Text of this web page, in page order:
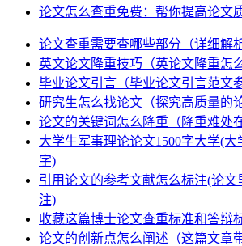
论文怎么查重免费：帮你提高论文
论文查重需要查哪些部分（详细解析
英文论文降重技巧（英论文降重怎
毕业论文引言（毕业论文引言范文
研究生怎么找论文（探究高质量的
论文的关键词怎么降重（降重难处
大学生军事理论论文1500字大学(大
字)
引用论文的参考文献怎么标注(论
注)
收藏这篇博士论文查重标准和答辩
论文的创新点怎么阐述（这篇文章